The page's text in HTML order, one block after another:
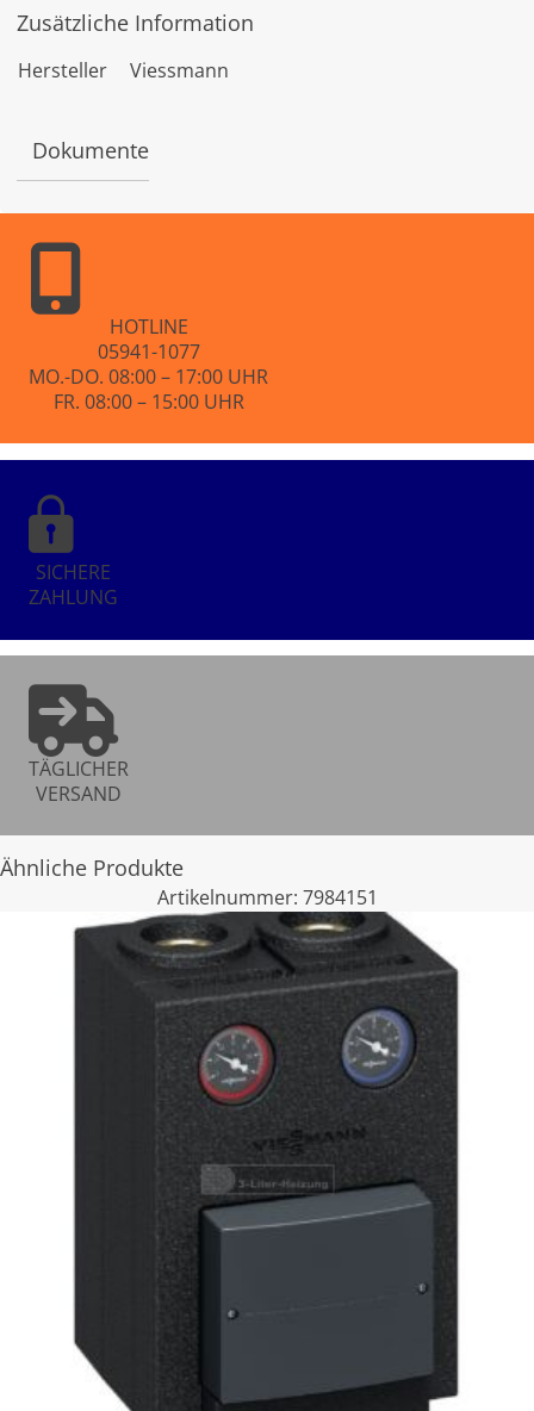
e
t
v
Zusätzliche Information
Hersteller Viessmann
Dokumente
HOTLINE
05941-1077
MO.-DO. 08:00 – 17:00 UHR
FR. 08:00 – 15:00 UHR
SICHERE
ZAHLUNG
TÄGLICHER
VERSAND
Ähnliche Produkte
Artikelnummer: 7984151